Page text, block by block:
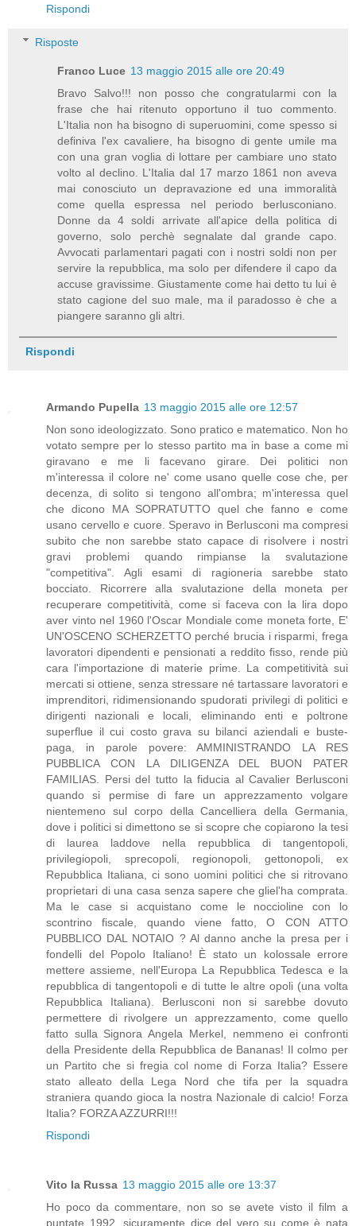
Rispondi
Risposte
Franco Luce 13 maggio 2015 alle ore 20:49
Bravo Salvo!!! non posso che congratularmi con la
frase che hai ritenuto opportuno il tuo commento.
L'Italia non ha bisogno di superuomini, come spesso si
definiva l'ex cavaliere, ha bisogno di gente umile ma
con una gran voglia di lottare per cambiare uno stato
volto al declino. L'Italia dal 17 marzo 1861 non aveva
mai conosciuto un depravazione ed una immoralità
come quella espressa nel periodo berlusconiano.
Donne da 4 soldi arrivate all'apice della politica di
governo, solo perchè segnalate dal grande capo.
Avvocati parlamentari pagati con i nostri soldi non per
servire la repubblica, ma solo per difendere il capo da
accuse gravissime. Giustamente come hai detto tu lui è
stato cagione del suo male, ma il paradosso è che a
piangere saranno gli altri.
Rispondi
Armando Pupella 13 maggio 2015 alle ore 12:57
Non sono ideologizzato. Sono pratico e matematico. Non ho
votato sempre per lo stesso partito ma in base a come mi
giravano e me li facevano girare. Dei politici non
m'interessa il colore ne' come usano quelle cose che, per
decenza, di solito si tengono all'ombra; m'interessa quel
che dicono MA SOPRATUTTO quel che fanno e come
usano cervello e cuore. Speravo in Berlusconi ma compresi
subito che non sarebbe stato capace di risolvere i nostri
gravi problemi quando rimpianse la svalutazione
"competitiva". Agli esami di ragioneria sarebbe stato
bocciato. Ricorrere alla svalutazione della moneta per
recuperare competitività, come si faceva con la lira dopo
aver vinto nel 1960 l'Oscar Mondiale come moneta forte, E'
UN'OSCENO SCHERZETTO perché brucia i risparmi, frega
lavoratori dipendenti e pensionati a reddito fisso, rende più
cara l'importazione di materie prime. La competitività sui
mercati si ottiene, senza stressare né tartassare lavoratori e
imprenditori, ridimensionando spudorati privilegi di politici e
dirigenti nazionali e locali, eliminando enti e poltrone
superflue il cui costo grava su bilanci aziendali e buste-
paga, in parole povere: AMMINISTRANDO LA RES
PUBBLICA CON LA DILIGENZA DEL BUON PATER
FAMILIAS. Persi del tutto la fiducia al Cavalier Berlusconi
quando si permise di fare un apprezzamento volgare
nientemeno sul corpo della Cancelliera della Germania,
dove i politici si dimettono se si scopre che copiarono la tesi
di laurea laddove nella repubblica di tangentopoli,
privilegiopoli, sprecopoli, regionopoli, gettonopoli, ex
Repubblica Italiana, ci sono uomini politici che si ritrovano
proprietari di una casa senza sapere che gliel'ha comprata.
Ma le case si acquistano come le noccioline con lo
scontrino fiscale, quando viene fatto, O CON ATTO
PUBBLICO DAL NOTAIO ? Al danno anche la presa per i
fondelli del Popolo Italiano! È stato un kolossale errore
mettere assieme, nell'Europa La Repubblica Tedesca e la
repubblica di tangentopoli e di tutte le altre opoli (una volta
Repubblica Italiana). Berlusconi non si sarebbe dovuto
permettere di rivolgere un apprezzamento, come quello
fatto sulla Signora Angela Merkel, nemmeno ei confronti
della Presidente della Repubblica de Bananas! Il colmo per
un Partito che si fregia col nome di Forza Italia? Essere
stato alleato della Lega Nord che tifa per la squadra
straniera quando gioca la nostra Nazionale di calcio! Forza
Italia? FORZA AZZURRI!!!
Rispondi
Vito la Russa 13 maggio 2015 alle ore 13:37
Ho poco da commentare, non so se avete visto il film a
puntate 1992, sicuramente dice del vero su come è nata